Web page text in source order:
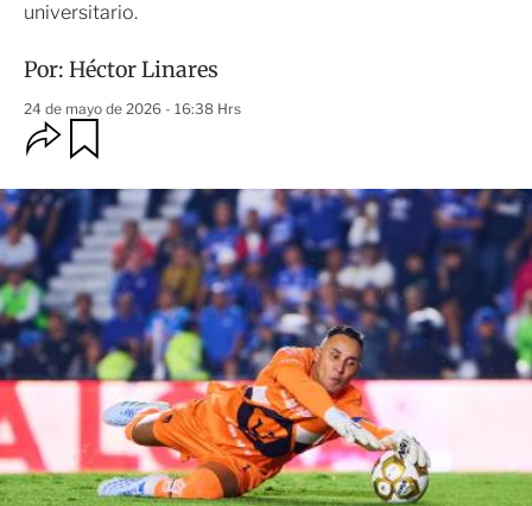
universitario.
Por: Héctor Linares
24 de mayo de 2026 - 16:38 Hrs
O
p
i
n
e
s
d
c
o
r
t
r
d
a
r